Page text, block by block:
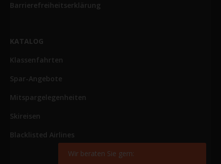
Barrierefreiheitserklärung
KATALOG
Klassenfahrten
Spar-Angebote
Mitspargelegenheiten
Skireisen
Blacklisted Airlines
Wir beraten Sie gern: